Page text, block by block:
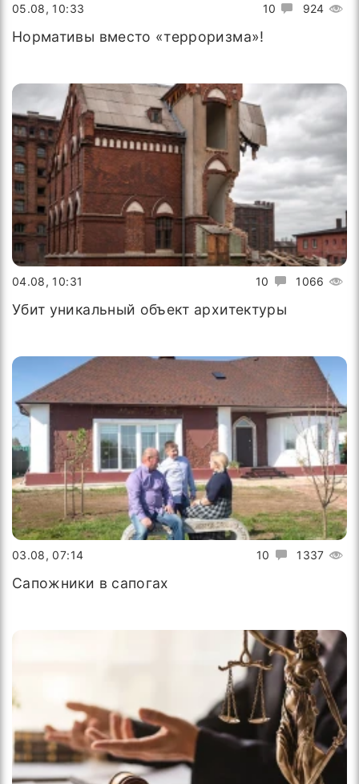
10 924
05.08, 10:33
Нормативы вместо «терроризма»!
10 1066
04.08, 10:31
Убит уникальный объект архитектуры
10 1337
03.08, 07:14
Сапожники в сапогах